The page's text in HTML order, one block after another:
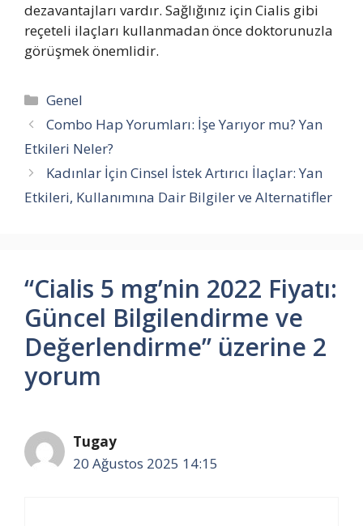
dezavantajları vardır. Sağlığınız için Cialis gibi
reçeteli ilaçları kullanmadan önce doktorunuzla
görüşmek önemlidir.
Kategoriler
Genel
Combo Hap Yorumları: İşe Yarıyor mu? Yan
Etkileri Neler?
Kadınlar İçin Cinsel İstek Artırıcı İlaçlar: Yan
Etkileri, Kullanımına Dair Bilgiler ve Alternatifler
“Cialis 5 mg’nin 2022 Fiyatı:
Güncel Bilgilendirme ve
Değerlendirme” üzerine 2
yorum
Tugay
20 Ağustos 2025 14:15